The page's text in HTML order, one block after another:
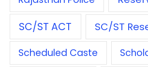
SC/ST ACT SC/ST
Scheduled Caste